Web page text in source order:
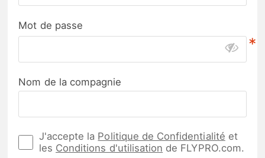
Mot de passe
*
Nom de la compagnie
J'accepte la Politique de Confidentialité et
les Conditions d'utilisation de FLYPRO.com.